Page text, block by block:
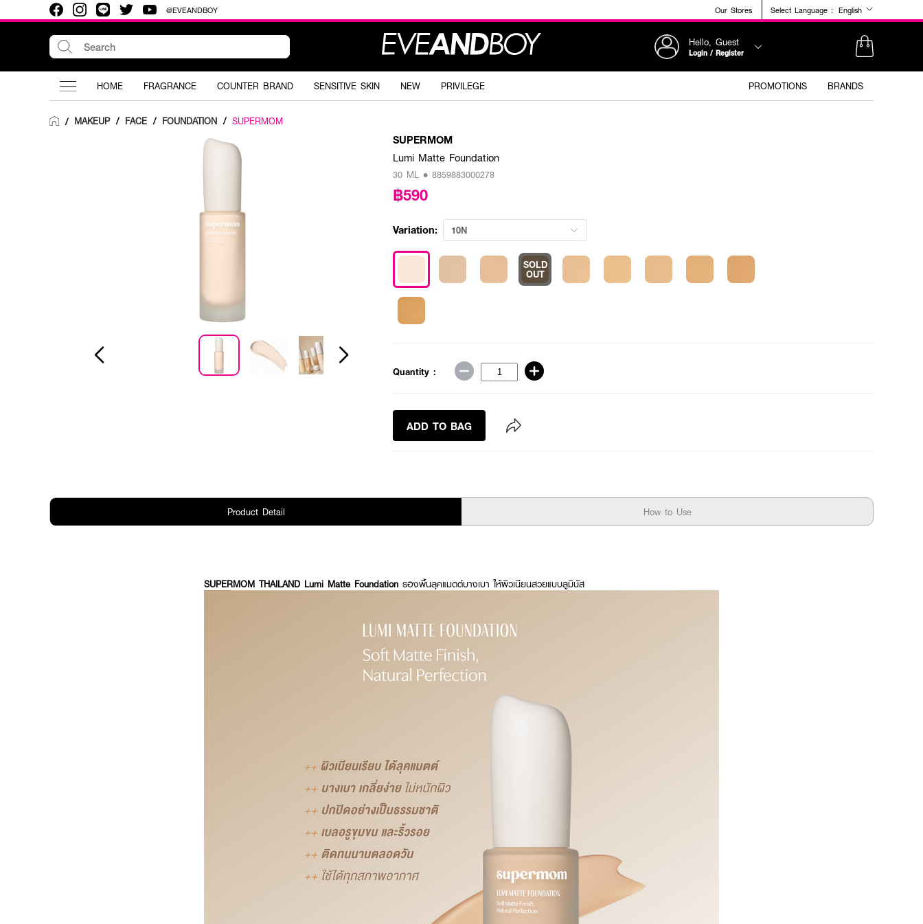
@EVEANDBOY Our Stores Select Language : English
Hello, Guest
Login / Register
HOME FRAGRANCE COUNTER BRAND SENSITIVE SKIN NEW PRIVILEGE PROMOTIONS BRANDS
/ MAKEUP / FACE / FOUNDATION / SUPERMOM
SUPERMOM
Lumi Matte Foundation
30 ML • 8859883000278
฿590
Variation: 10N
SOLD
OUT
Quantity :
ADD TO BAG
Product Detail How to Use
SUPERMOM THAILAND Lumi Matte Foundation รองพื้นลุคแมตต์บางเบา ให้ผิวเนียนสวยแบบลูมินัส